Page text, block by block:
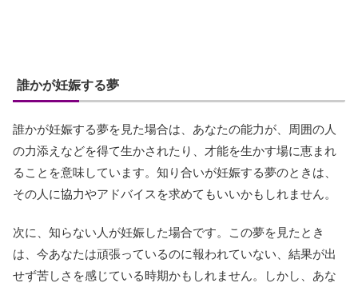
誰かが妊娠する夢
誰かが妊娠する夢を見た場合は、あなたの能力が、周囲の人
の力添えなどを得て生かされたり、才能を生かす場に恵まれ
ることを意味しています。知り合いが妊娠する夢のときは、
その人に協力やアドバイスを求めてもいいかもしれません。
次に、知らない人が妊娠した場合です。この夢を見たとき
は、今あなたは頑張っているのに報われていない、結果が出
せず苦しさを感じている時期かもしれません。しかし、あな